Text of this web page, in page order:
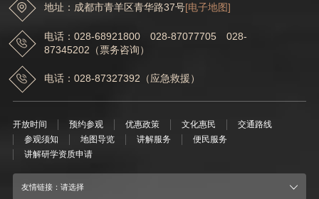
地址：成都市青羊区青华路37号[电子地图]
电话：028-68921800 028-87077705 028-
87345202（票务咨询）
电话：028-87327392（应急救援）
开放时间 预约参观 优惠政策 文化惠民
交通路线
参观须知
地图导览 讲解服务
便民服务
讲解研学资质申请
友情链接：请选择